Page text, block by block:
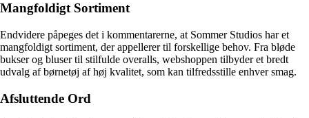
Mangfoldigt Sortiment
Endvidere påpeges det i kommentarerne, at Sommer Studios har et
mangfoldigt sortiment, der appellerer til forskellige behov. Fra bløde
bukser og bluser til stilfulde overalls, webshoppen tilbyder et bredt
udvalg af børnetøj af høj kvalitet, som kan tilfredsstille enhver smag.
Afsluttende Ord